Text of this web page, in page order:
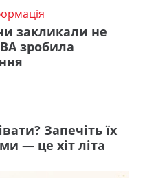
закликали не
зробила
Запечіть їх
— це хіт літа